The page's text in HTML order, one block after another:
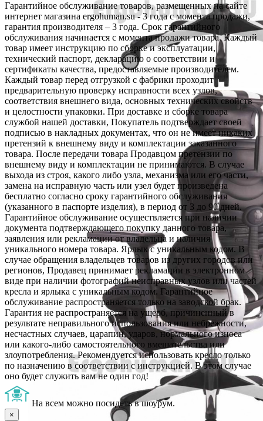
Гарантийное обслуживание товаров, размещенных на сайте
интернет магазина ergohuman.su - 3 года с момента продажи,
гарантия производителя – 3 года. Срок гарантийного
обслуживания начинается с момента продажи товара. Каждый
товар имеет инструкцию по сборке и эксплуатации,
технический паспорт, декларацию о соответствии и
сертификаты качества, предоставляемые производителем.
Каждый товар перед отгрузкой с фабрики проходит
предварительную проверку исправности всех узлов,
соответствия внешнего вида, основных технических свойств
и целостности упаковки. При доставке и сборке товара
службой нашей доставки, Покупатель подтверждает своей
подписью в накладных документах, что он не имеет никаких
претензий к внешнему виду и комплектации заказанного
товара. После передачи товара Продавцом претензии по
внешнему виду и комплектации не принимаются. В случае
выхода из строя, какого либо узла, механизма или его части,
замена на исправную часть или узел будет произведена
бесплатно согласно сроку гарантийного обслуживания
(указанного в паспорте изделия), в период от 3 до 90 дней.
Гарантийное обслуживание осуществляется при наличии
документа подтверждающего покупку данного товара,
заявления или рекламации от владельца и наличия
уникального номера товара. Ярлык с уникальным кодом. В
случае обращения владельцев товаров из других городов или
регионов, Продавец принимает рекламации в электронном
виде при наличии фотографий неисправных узлов или частей
кресла и ярлыка с уникальным кодом. Гарантийное
обслуживание распространяется только на заводской брак.
Гарантия не распространяется на ущерб, причиненный в
результате неправильного использования или небрежности,
несчастных случаев, царапин, ударов, нормального износа
или какого-либо самостоятельного вмешательства или
злоупотребления. Рекомендуется использовать кресло только
по назначению в соответствии с инструкцией. В этом случае
оно будет служить вам не один год!
На всем можно посидеть в шоурум.
×